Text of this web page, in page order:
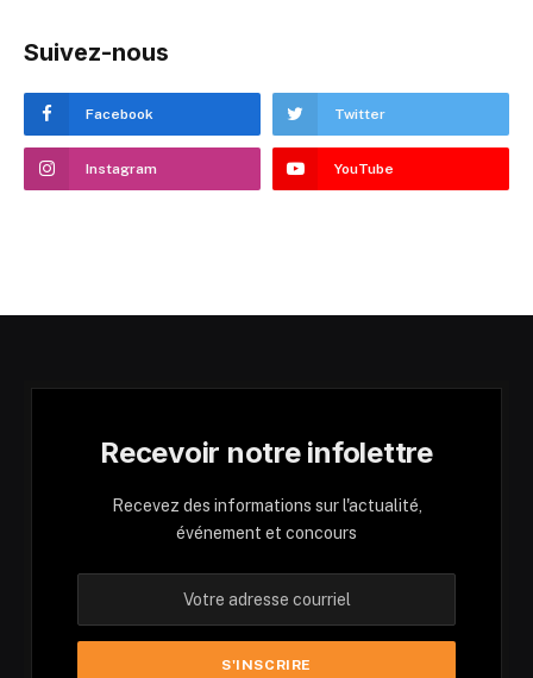
Suivez-nous
Facebook Twitter
Instagram YouTube
Recevoir notre infolettre
Recevez des informations sur l'actualité,
événement et concours